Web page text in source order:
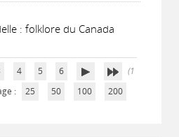
: folklore du Canada
4 5 6
(1
: 25 50 100 200